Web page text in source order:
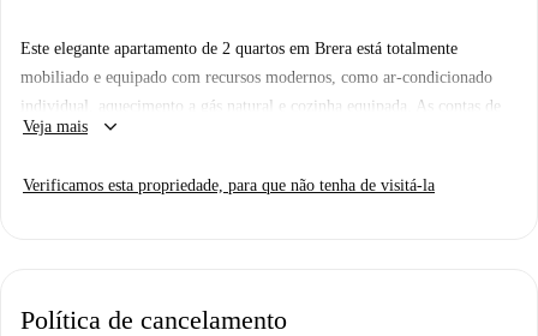
Este elegante apartamento de 2 quartos em Brera está totalmente
mobiliado e equipado com recursos modernos, como ar-condicionado
individual, aquecimento a gás natural e cozinha equipada. As contas de
luz, água, gás e Wi-Fi estão incluídas. Fumar e animais de estimação são
pela Spotahome.
proximidade da Ponte delle Gabelle e da Igreja de Santa Maria
Veja mais keyboard_arrow_down
Verificamos esta propriedade, para que não tenha de visitá-la
Política de cancelamento